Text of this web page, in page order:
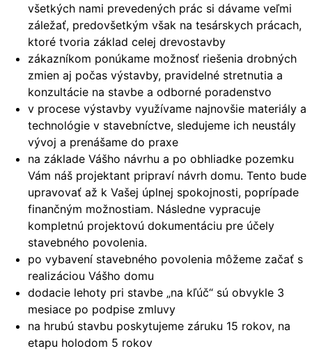
všetkých nami prevedených prác si dávame veľmi
záležať, predovšetkým však na tesárskych prácach,
ktoré tvoria základ celej drevostavby
zákazníkom ponúkame možnosť riešenia drobných
zmien aj počas výstavby, pravidelné stretnutia a
konzultácie na stavbe a odborné poradenstvo
v procese výstavby využívame najnovšie materiály a
technológie v stavebníctve, sledujeme ich neustály
vývoj a prenášame do praxe
na základe Vášho návrhu a po obhliadke pozemku
Vám náš projektant pripraví návrh domu. Tento bude
upravovať až k Vašej úplnej spokojnosti, poprípade
finančným možnostiam. Následne vypracuje
kompletnú projektovú dokumentáciu pre účely
stavebného povolenia.
po vybavení stavebného povolenia môžeme začať s
realizáciou Vášho domu
dodacie lehoty pri stavbe „na kľúč“ sú obvykle 3
mesiace po podpise zmluvy
na hrubú stavbu poskytujeme záruku 15 rokov, na
etapu holodom 5 rokov